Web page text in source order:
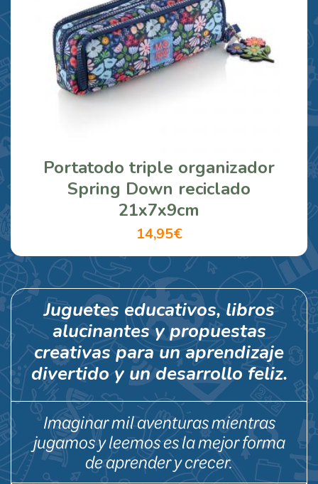
Portatodo triple organizador
Spring Down reciclado
21x7x9cm
14,95€
Juguetes educativos, libros
alucinantes y propuestas
creativas para un aprendizaje
divertido y un desarrollo feliz.
Imaginar mil aventuras mientras
jugamos y leemos es la mejor forma
de aprender y crecer.